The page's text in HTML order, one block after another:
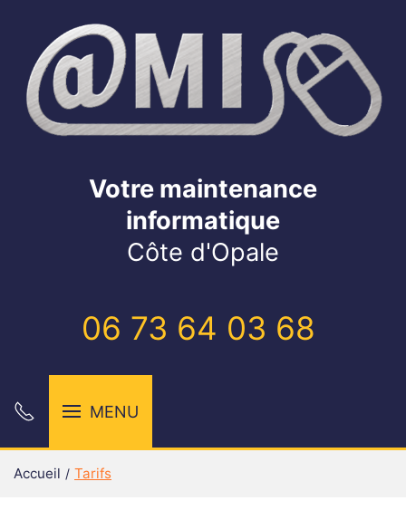
Votre maintenance
informatique
Côte d'Opale
06 73 64 03 68
MENU
Accueil Tarifs